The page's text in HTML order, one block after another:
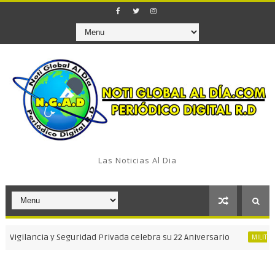
Las Noticias Al Dia
y Seguridad Privada celebra su 22 Aniversario MILITAR